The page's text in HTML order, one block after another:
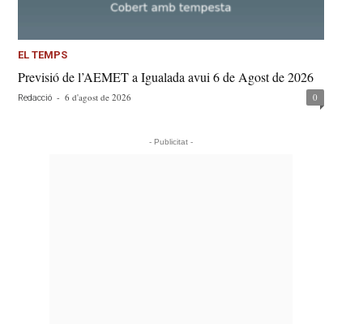
EL TEMPS
Previsió de l’AEMET a Igualada avui 6 de Agost de 2026
Redacció - 6 d'agost de 2026 0
- Publicitat -